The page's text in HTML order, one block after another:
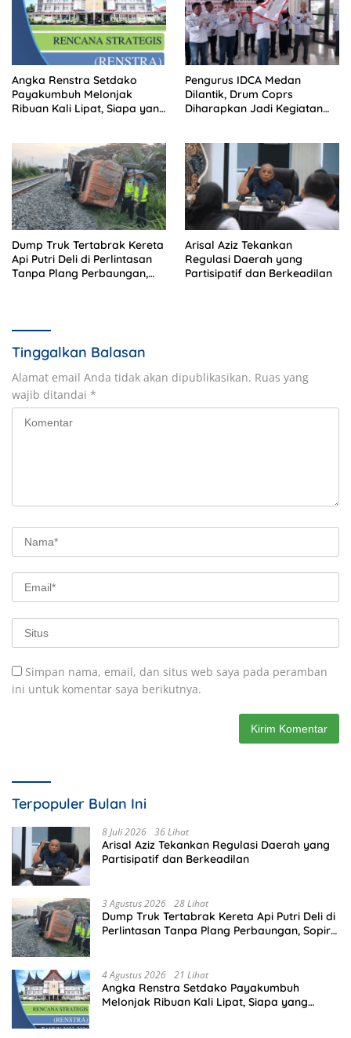
Angka Renstra Setdako
Payakumbuh Melonjak
Ribuan Kali Lipat, Siapa yang
Pengurus IDCA Medan
Dilantik, Drum Coprs
Diharapkan Jadi Kegiatan
Dump Truk Tertabrak Kereta
Api Putri Deli di Perlintasan
Tanpa Plang Perbaungan,
Arisal Aziz Tekankan
Regulasi Daerah yang
Partisipatif dan Berkeadilan
Tinggalkan Balasan
Alamat email Anda tidak akan dipublikasikan. Ruas yang
wajib ditandai *
Simpan nama, email, dan situs web saya pada peramban
ini untuk komentar saya berikutnya.
Terpopuler Bulan Ini
8 Juli 2026 36 Lihat
Arisal Aziz Tekankan Regulasi Daerah yang
Partisipatif dan Berkeadilan
3 Agustus 2026 28 Lihat
Dump Truk Tertabrak Kereta Api Putri Deli di
Perlintasan Tanpa Plang Perbaungan, Sopir
4 Agustus 2026 21 Lihat
Angka Renstra Setdako Payakumbuh
Melonjak Ribuan Kali Lipat, Siapa yang